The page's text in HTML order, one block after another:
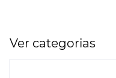
Ver categorias